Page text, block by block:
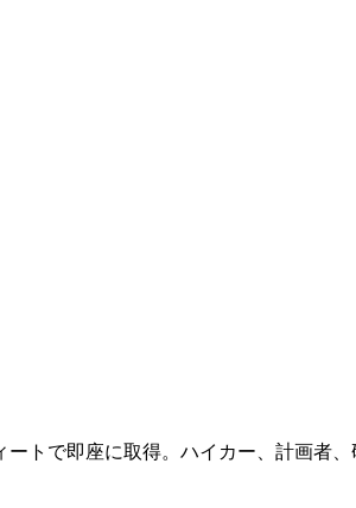
トで即座に取得。ハイカー、計画者、